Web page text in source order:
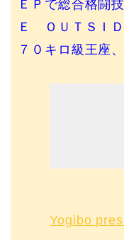
ＥＰで総合格闘
Ｅ ＯＵＴＳＩ
７０キロ級王座
Yogibo